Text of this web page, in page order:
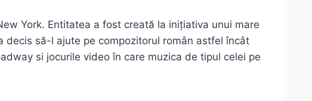
York. Entitatea a fost creată la inițiativa unui mare
decis să-l ajute pe compozitorul român astfel încât
si jocurile video în care muzica de tipul celei pe